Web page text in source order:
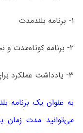
۱- برنامه بلندمدت
۲- برنامه کوتاه‌مدت و نحوه اجرایی کردن برنامه بلندمدت
۳- یادداشت عملکرد برای ارزیابی روند پیشرفت برنامه
به عنوان یک برنامه
می‌توانید مدت زمان